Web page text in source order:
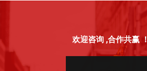
欢迎咨询 ,合作共赢 ！